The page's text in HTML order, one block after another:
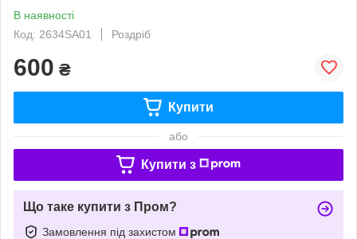
В наявності
Код: 2634SA01
Роздріб
600 ₴
Купити
або
Купити з
Що таке купити з Пром?
Замовлення під захистом